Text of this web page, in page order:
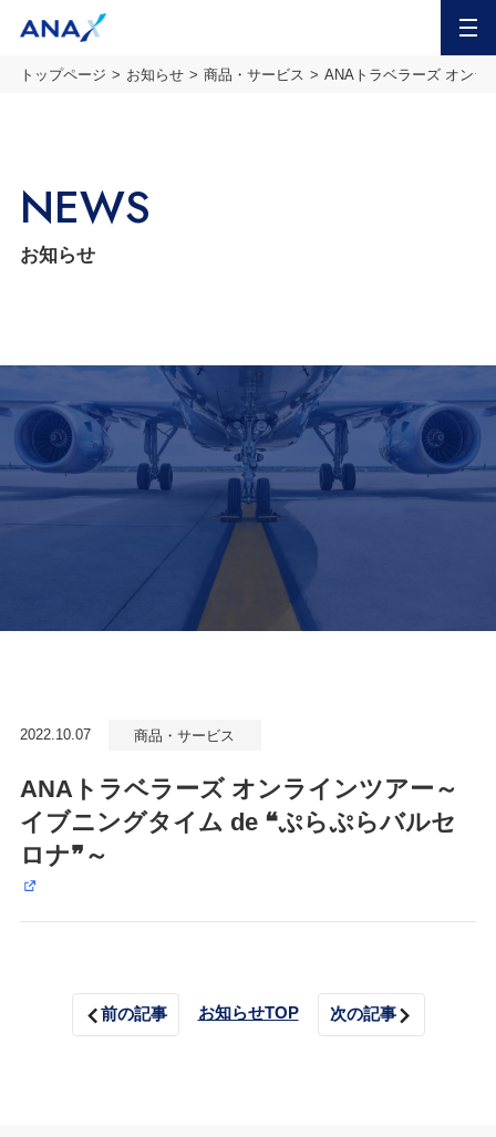
トップページ お知らせ 商品・サービス ANAトラベラーズ オンラ
NEWS
お知らせ
2022.10.07 商品・サービス
ANAトラベラーズ オンラインツアー～
イブニングタイム de ❝ぷらぷらバルセ
ロナ❞～
前の記事 お知らせTOP 次の記事